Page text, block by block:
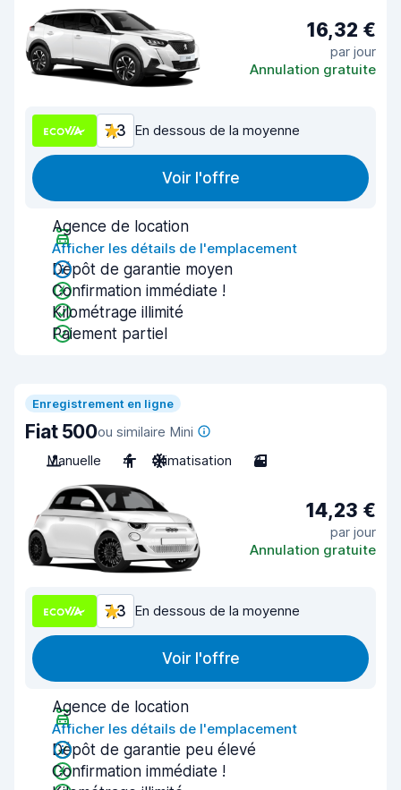
16,32 €
par jour
Annulation gratuite
7,3 En dessous de la moyenne
Voir l'offre
Agence de location
Afficher les détails de l'emplacement
Dépôt de garantie moyen
Confirmation immédiate !
Kilométrage illimité
Paiement partiel
Enregistrement en ligne
Fiat 500ou similaire Mini
Manuelle
4 Climatisation 3
14,23 €
par jour
Annulation gratuite
7,3 En dessous de la moyenne
Voir l'offre
Agence de location
Afficher les détails de l'emplacement
Dépôt de garantie peu élevé
Confirmation immédiate !